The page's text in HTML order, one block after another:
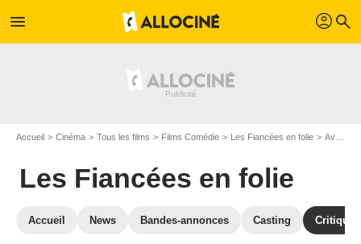
menu profil search
Accueil Cinéma Tous les films Films Comédie Les Fiancées en folie Avis Les Fiancées en folie
Les Fiancées en folie
Accueil News Bandes-annonces Casting